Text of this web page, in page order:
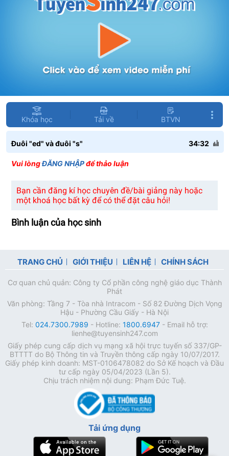
Khóa học Tải về BTVN
Đuôi "ed" và đuôi "s" 34:32
Vui lòngĐĂNG NHẬPđể thảo luận
Bạn cần đăng kí học chuyên đề/bài giảng này hoặc
một khoá học bất kỳ để có thể đặt câu hỏi!
Bình luận của học sinh
TRANG CHỦ GIỚI THIỆU LIÊN HỆ CHÍNH SÁCH
Cơ quan chủ quản: Công ty Cổ phần công nghệ giáo dục Thành
Phát
Văn phòng: Tầng 7 - Tòa nhà Intracom - Số 82 Đường Dịch Vọng
Hậu - Phường Cầu Giấy - Hà Nội
Tel: 024.7300.7989 - Hotline: 1800.6947- Email hỗ trợ:
lienhe@tuyensinh247.com
Giấy phép cung cấp dịch vụ mạng xã hội trực tuyến số 337/GP-
BTTTT do Bộ Thông tin và Truyền thông cấp ngày 10/07/2017.
Giấy phép kinh doanh: MST-0106478082 do Sở Kế hoạch và Đầu
tư cấp ngày 05/04/2023 (Lần 5).
Chịu trách nhiệm nội dung: Phạm Đức Tuệ.
Tải ứng dụng